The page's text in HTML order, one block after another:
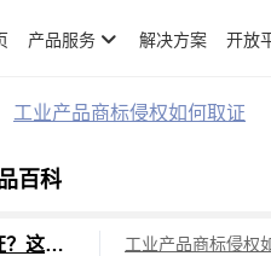
产品服务 解决方案 开放
工业产品商标侵权如何取证
百科
工业产品商标侵权如何取证？这个取证方法你必须会